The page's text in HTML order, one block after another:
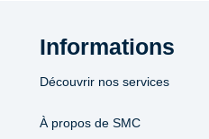
Informations
Découvrir nos services
À propos de SMC